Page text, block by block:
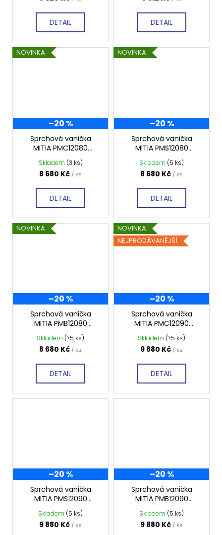
DETAIL DETAIL
NOVINKA
–20 %
Sprchová vanička
MITIA PMC12080
1200x800 mm, černá
profilovaná
Skladem (3 ks)
8 680 Kč / ks
DETAIL
NOVINKA
–20 %
Sprchová vanička
MITIA PMS12080
1200x800 mm, šedá
profilovaná
Skladem (5 ks)
8 680 Kč / ks
DETAIL
NOVINKA
–20 %
Sprchová vanička
MITIA PMB12080
1200x800 mm, bílá
profilovaná
Skladem (>5 ks)
8 680 Kč / ks
DETAIL
NOVINKA
NEJPRODÁVANĚJŠÍ
–20 %
Sprchová vanička
MITIA PMC12090
1200x900 mm, černá
profilovaná
Skladem (>5 ks)
9 880 Kč / ks
DETAIL
–20 %
Sprchová vanička
MITIA PMS12090
1200x900 mm, šedá
profilovaná
Skladem (5 ks)
9 880 Kč / ks
–20 %
Sprchová vanička
MITIA PMB12090
1200x900 mm, bílá
profilovaná
Skladem (5 ks)
9 880 Kč / ks